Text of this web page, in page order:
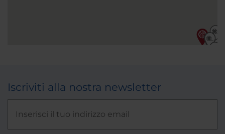
Iscriviti alla nostra newsletter